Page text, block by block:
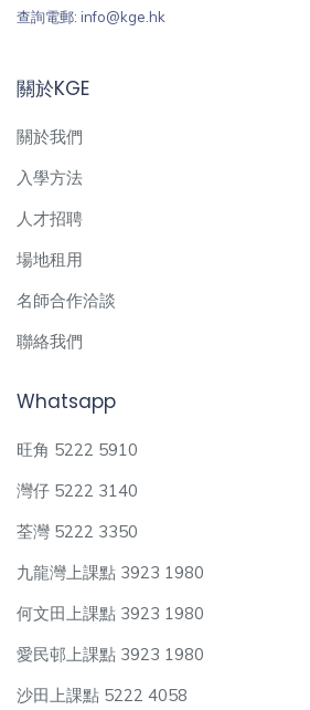
查詢電郵: info@kge.hk
關於KGE
關於我們
入學方法
人才招聘
場地租用
名師合作洽談
聯絡我們
Whatsapp
旺角 5222 5910
灣仔 5222 3140
荃灣 5222 3350
九龍灣上課點 3923 1980
何文田上課點 3923 1980
愛民邨上課點 3923 1980
沙田上課點 5222 4058